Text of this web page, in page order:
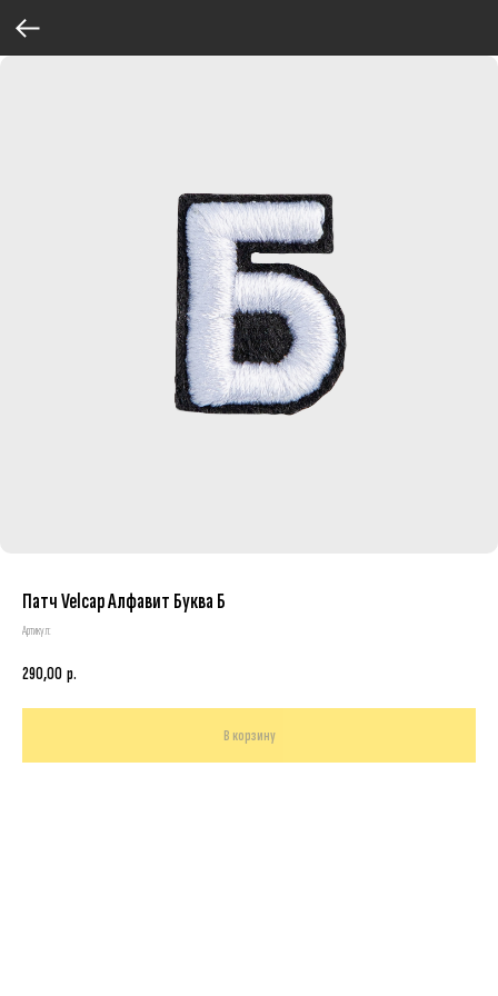
Патч Velcap Алфавит Буква Б
Артикул:
290,00 р.
В корзину